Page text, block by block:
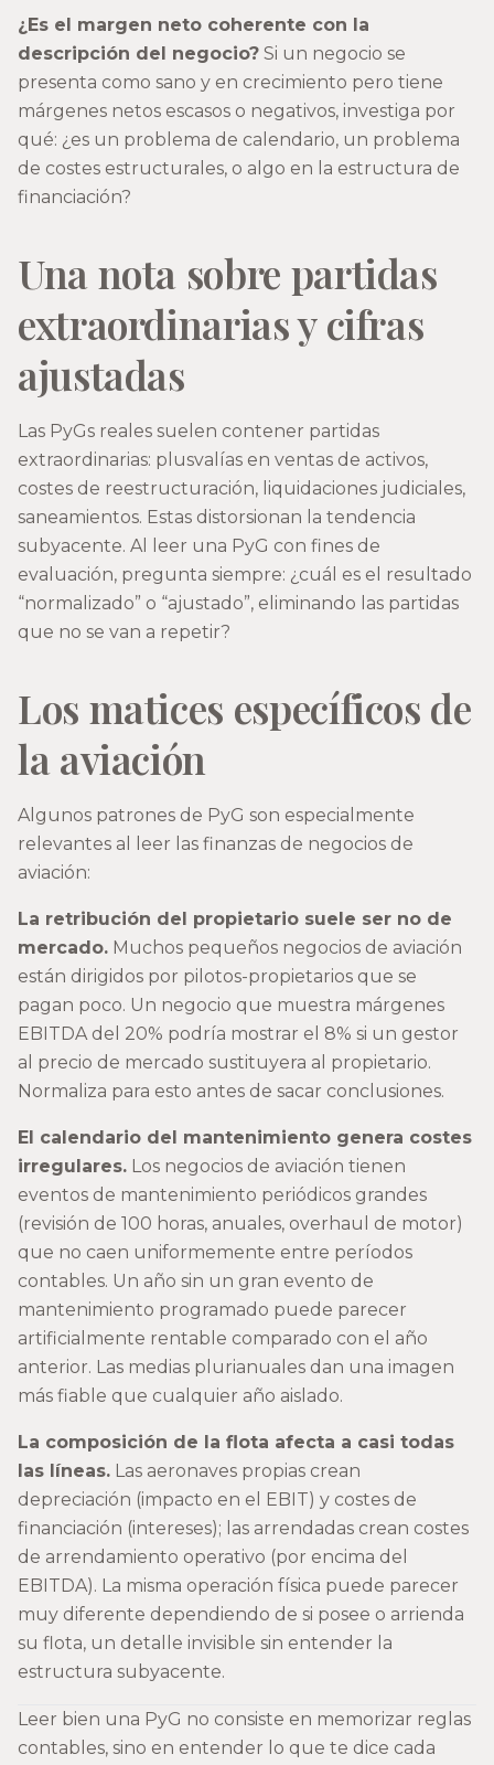
¿Es el margen neto coherente con la
descripción del negocio? Si un negocio se
presenta como sano y en crecimiento pero tiene
márgenes netos escasos o negativos, investiga por
qué: ¿es un problema de calendario, un problema
de costes estructurales, o algo en la estructura de
financiación?
Una nota sobre partidas
extraordinarias y cifras
ajustadas
Las PyGs reales suelen contener partidas
extraordinarias: plusvalías en ventas de activos,
costes de reestructuración, liquidaciones judiciales,
saneamientos. Estas distorsionan la tendencia
subyacente. Al leer una PyG con fines de
evaluación, pregunta siempre: ¿cuál es el resultado
“normalizado” o “ajustado”, eliminando las partidas
que no se van a repetir?
Los matices específicos de
la aviación
Algunos patrones de PyG son especialmente
relevantes al leer las finanzas de negocios de
aviación:
La retribución del propietario suele ser no de
mercado. Muchos pequeños negocios de aviación
están dirigidos por pilotos-propietarios que se
pagan poco. Un negocio que muestra márgenes
EBITDA del 20% podría mostrar el 8% si un gestor
al precio de mercado sustituyera al propietario.
Normaliza para esto antes de sacar conclusiones.
El calendario del mantenimiento genera costes
irregulares. Los negocios de aviación tienen
eventos de mantenimiento periódicos grandes
(revisión de 100 horas, anuales, overhaul de motor)
que no caen uniformemente entre períodos
contables. Un año sin un gran evento de
mantenimiento programado puede parecer
artificialmente rentable comparado con el año
anterior. Las medias plurianuales dan una imagen
más fiable que cualquier año aislado.
La composición de la flota afecta a casi todas
las líneas. Las aeronaves propias crean
depreciación (impacto en el EBIT) y costes de
financiación (intereses); las arrendadas crean costes
de arrendamiento operativo (por encima del
EBITDA). La misma operación física puede parecer
muy diferente dependiendo de si posee o arrienda
su flota, un detalle invisible sin entender la
estructura subyacente.
Leer bien una PyG no consiste en memorizar reglas
contables, sino en entender lo que te dice cada